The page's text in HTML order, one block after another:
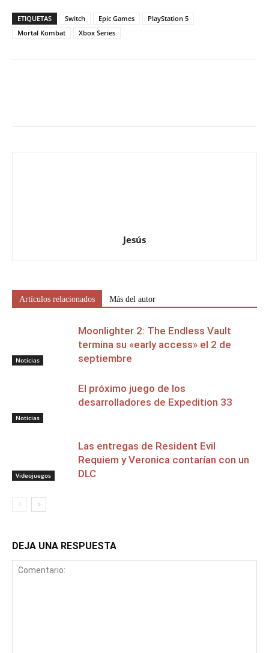
ETIQUETAS Switch Epic Games
PlayStation 5
Mortal Kombat
Xbox Series
Jesús
Artículos relacionados Más del autor
Noticias
Moonlighter 2: The Endless Vault
termina su «early access» el 2 de
septiembre
Noticias
El próximo juego de los
desarrolladores de Expedition 33
Videojuegos
Las entregas de Resident Evil
Requiem y Veronica contarían con un
DLC
DEJA UNA RESPUESTA